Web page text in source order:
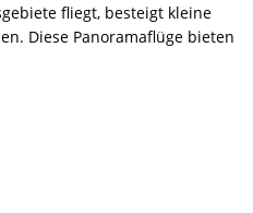
fliegt, besteigt kleine
Diese Panoramaflüge bieten